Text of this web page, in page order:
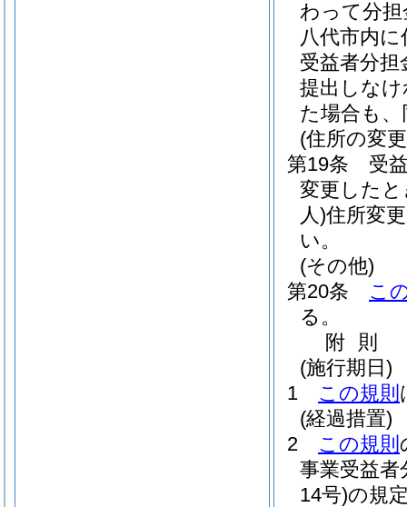
わって分
八代市内
受益者分担
提出しな
た場合も
(住所の変
第19条
受
変更した
人)住所変
い。
(その他)
第20条
こ
る。
附 則
(施行期日)
1
この規則
(経過措置)
2
この規則
事業受益
14号)の規